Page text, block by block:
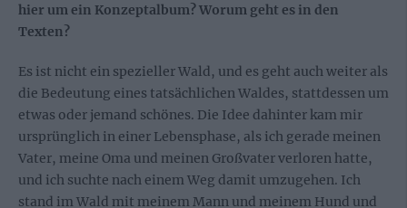
hier um ein Konzeptalbum? Worum geht es in den
Texten?
Es ist nicht ein spezieller Wald, und es geht auch weiter als
die Bedeutung eines tatsächlichen Waldes, stattdessen um
etwas oder jemand schönes. Die Idee dahinter kam mir
ursprünglich in einer Lebensphase, als ich gerade meinen
Vater, meine Oma und meinen Großvater verloren hatte,
und ich suchte nach einem Weg damit umzugehen. Ich
stand im Wald mit meinem Mann und meinem Hund und